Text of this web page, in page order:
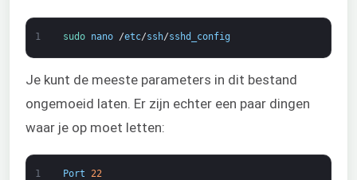
1 sudo nano /etc/ssh/sshd_config
Je kunt de meeste parameters in dit bestand
ongemoeid laten. Er zijn echter een paar dingen
waar je op moet letten:
1 Port 22